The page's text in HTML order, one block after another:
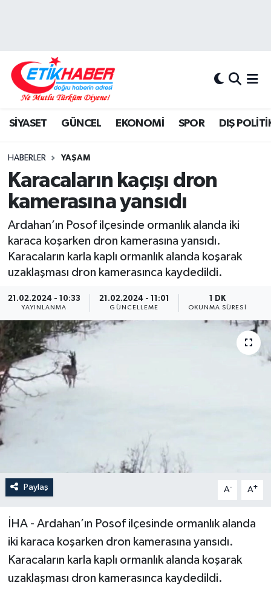
SİYASET GÜNCEL EKONOMİ SPOR DIŞ
HABERLER YAŞAM
Karacaların kaçışı dron
kamerasına yansıdı
Ardahan’ın Posof ilçesinde ormanlık alanda iki
karaca koşarken dron kamerasına yansıdı.
Karacaların karla kaplı ormanlık alanda koşarak
uzaklaşması dron kamerasınca kaydedildi.
21.02.2024 - 10:33
YAYINLANMA
21.02.2024 - 11:01
GÜNCELLEME
1 DK
OKUNMA SÜRESI
Paylaş A- A+
İHA - Ardahan’ın Posof ilçesinde ormanlık alanda
iki karaca koşarken dron kamerasına yansıdı.
Karacaların karla kaplı ormanlık alanda koşarak
uzaklaşması dron kamerasınca kaydedildi.
DIŞ POLİTİKA
KÖŞE YAZILARI
KÜLTÜR-SANAT-MAGAZİN
MEDYA
ÖZEL HABER
RÖPORTAJLAR
SAĞLIK
SİYASET
SPOR
YAŞAM
Hava Durumu
Tüm Manşetler
Son Dakika Haberleri
Haber Arşivi